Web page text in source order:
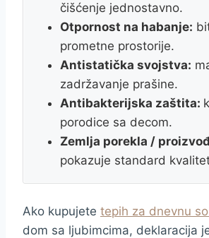
čišćenje jednostavno.
Otpornost na habanje:
prometne prostorije.
Antistatička svojstva:
zadržavanje prašine.
Antibakterijska zaštita:
porodice sa decom.
Zemlja porekla /
pokazuje standard
Ako kupujete tepih za dnevnu
dom sa ljubimcima, deklaracija